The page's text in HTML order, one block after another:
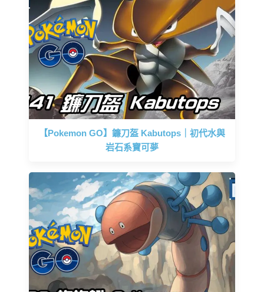
【Pokemon GO】鐮刀盔 Kabutops｜初代水與
岩石系寶可夢